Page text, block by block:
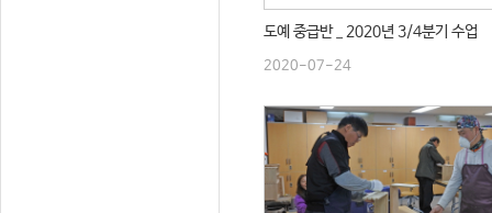
도예 중급반 _ 2020년 3/4분기 수업
2020-07-24